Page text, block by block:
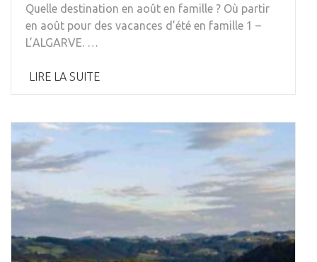
Quelle destination en août en famille ? Où partir
en août pour des vacances d’été en famille 1 –
L’ALGARVE. …
LIRE LA SUITE